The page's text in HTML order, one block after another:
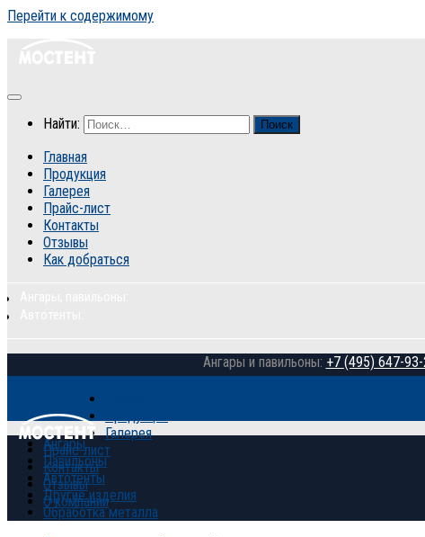
Перейти к содержимому
Найти:
Главная
Продукция
Галерея
Прайс-лист
Контакты
Отзывы
Как добраться
Ангары и павильоны: +7 (495) 647-
Галерея
Прайс-лист
Контакты
Отзывы
О компании
Ангары
Павильоны
Автотенты
Другие изделия
Обработка металла